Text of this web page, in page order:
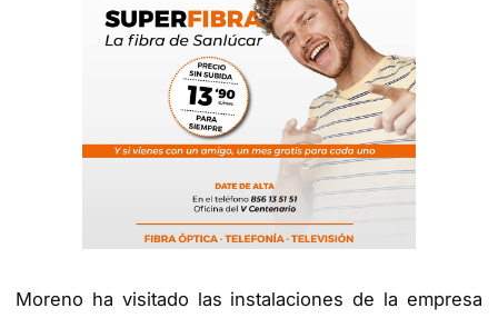
Moreno ha visitado las instalaciones de la empresa